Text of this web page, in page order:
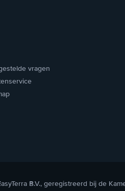
vragen
B.V., geregistreerd bij de